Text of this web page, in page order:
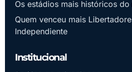
Os estádios mais históricos
Quem venceu mais
Independiente
Institucional